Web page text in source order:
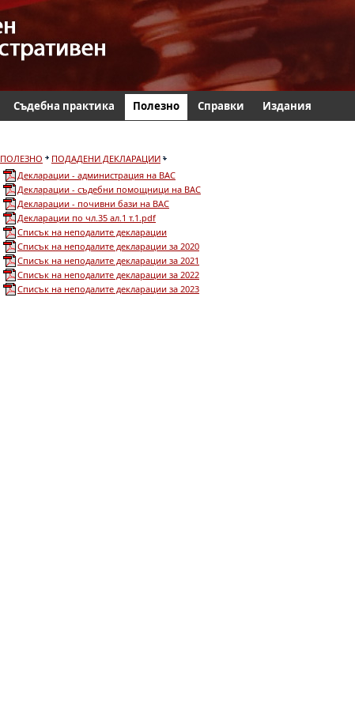
Съдебна практика Полезно Справки Издания
ПОЛЕЗНО
ПОДАДЕНИ ДЕКЛАРАЦИИ
Декларации - администрация на ВАС
Декларации - съдебни помощници на ВАС
Декларации - почивни бази на ВАС
Декларации по чл.35 ал.1 т.1.pdf
Списък на неподалите декларации
Списък на неподалите декларации за 2020
Списък на неподалите декларации за 2021
Списък на неподалите декларации за 2022
Списък на неподалите декларации за 2023